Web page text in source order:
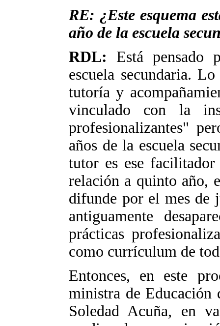
RE: ¿Este esquema
año de la escuela
RDL: Está pensado
escuela secundaria.
tutoría y
vinculado con la
profesionalizantes"
años de la escuela
tutor es ese
relación a quinto año,
difunde por el mes de
antiguamente
prácticas
como currículum de
Entonces, en este
ministra de Educación
Soledad Acuña, en